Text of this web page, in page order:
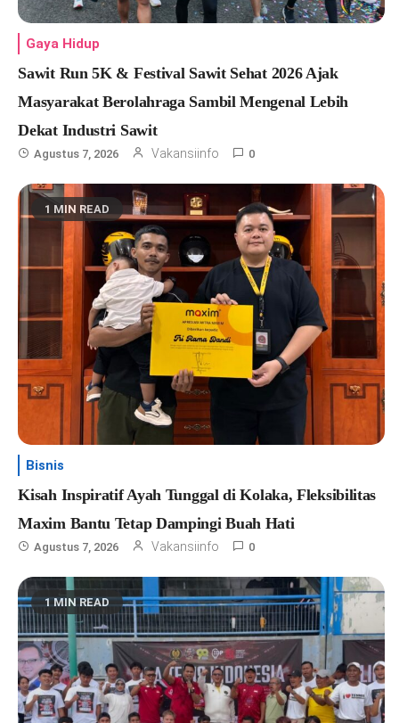
Gaya Hidup
Sawit Run 5K & Festival Sawit Sehat 2026 Ajak
Masyarakat Berolahraga Sambil Mengenal Lebih
Dekat Industri Sawit
Agustus 7, 2026 Vakansiinfo 0
1 MIN READ
Bisnis
Kisah Inspiratif Ayah Tunggal di Kolaka, Fleksibilitas
Maxim Bantu Tetap Dampingi Buah Hati
Agustus 7, 2026 Vakansiinfo 0
1 MIN READ